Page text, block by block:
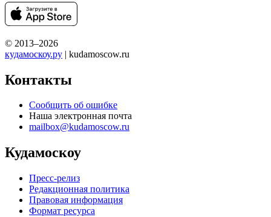
© 2013–2026
кудамоскоу.ру | kudamoscow.ru
Контакты
Сообщить об ошибке
Наша электронная почта
mailbox@kudamoscow.ru
Кудамоскоу
Пресс-релиз
Редакционная политика
Правовая информация
Формат ресурса